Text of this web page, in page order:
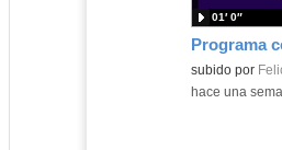
Contenido
subido por
01′ 0″
-hace una